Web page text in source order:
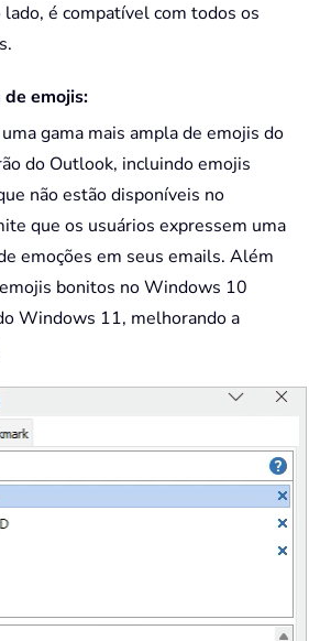
é compatível com todos os
emojis:
gama mais ampla de emojis do
do Outlook, incluindo emojis
não estão disponíveis no
que os usuários expressem uma
emoções em seus emails. Além
bonitos no Windows 10
Windows 11, melhorando a